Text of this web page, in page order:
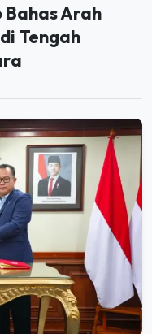
Arah
Tengah